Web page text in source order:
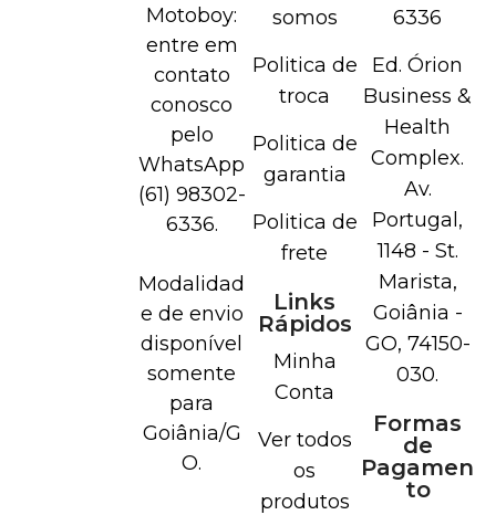
Motoboy:
entre em
contato
conosco
pelo
WhatsApp
(61) 98302-
6336.
Modalidad
e de envio
disponível
somente
para
Goiânia/G
O.
somos
Politica de
troca
Politica de
garantia
Politica de
frete
Links
Rápidos
Minha
Conta
Ver todos
os
produtos
6336
Ed. Órion
Business &
Health
Complex.
Av.
Portugal,
1148 - St.
Marista,
Goiânia -
GO, 74150-
030.
Formas
de
Pagamen
to